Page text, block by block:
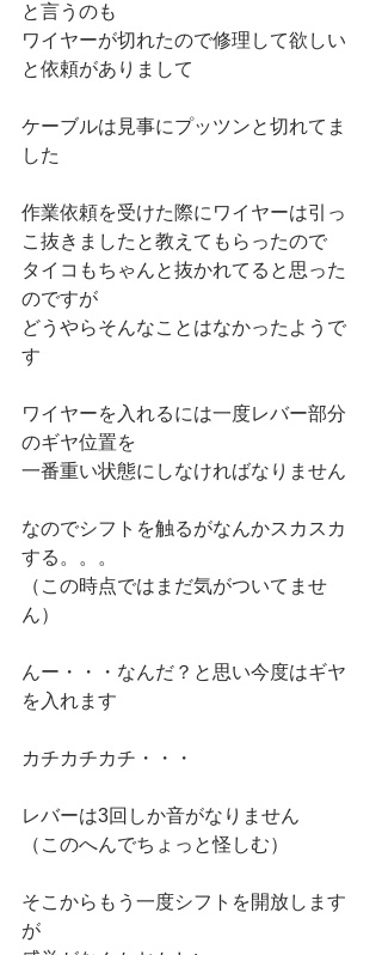
と言うのも
ワイヤーが切れたので修理して欲しい
と依頼がありまして
ケーブルは見事にプッツンと切れてま
した
作業依頼を受けた際にワイヤーは引っ
こ抜きましたと教えてもらったので
タイコもちゃんと抜かれてると思った
のですが
どうやらそんなことはなかったようで
す
ワイヤーを入れるには一度レバー部分
のギヤ位置を
一番重い状態にしなければなりません
なのでシフトを触るがなんかスカスカ
する。。。
（この時点ではまだ気がついてませ
ん）
んー・・・なんだ？と思い今度はギヤ
を入れます
カチカチカチ・・・
レバーは3回しか音がなりません
（このへんでちょっと怪しむ）
そこからもう一度シフトを開放します
が